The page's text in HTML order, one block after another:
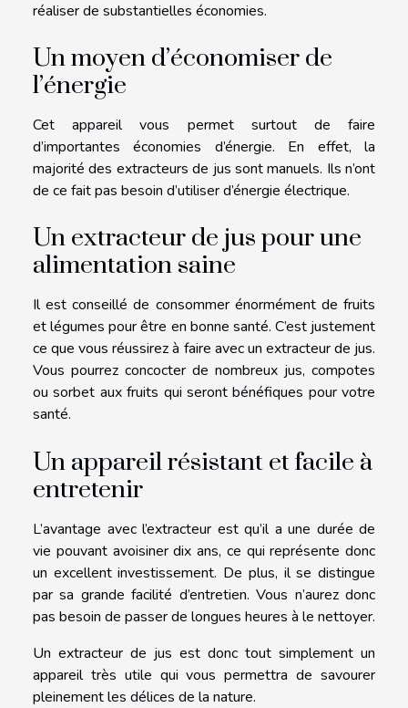
réaliser de substantielles économies.
Un moyen d’économiser de
l’énergie
Cet appareil vous permet surtout de faire
d’importantes économies d’énergie. En effet, la
majorité des extracteurs de jus sont manuels. Ils n’ont
de ce fait pas besoin d’utiliser d’énergie électrique.
Un extracteur de jus pour une
alimentation saine
Il est conseillé de consommer énormément de fruits
et légumes pour être en bonne santé. C’est justement
ce que vous réussirez à faire avec un extracteur de jus.
Vous pourrez concocter de nombreux jus, compotes
ou sorbet aux fruits qui seront bénéfiques pour votre
santé.
Un appareil résistant et facile à
entretenir
L’avantage avec l’extracteur est qu’il a une durée de
vie pouvant avoisiner dix ans, ce qui représente donc
un excellent investissement. De plus, il se distingue
par sa grande facilité d’entretien. Vous n’aurez donc
pas besoin de passer de longues heures à le nettoyer.
Un extracteur de jus est donc tout simplement un
appareil très utile qui vous permettra de savourer
pleinement les délices de la nature.